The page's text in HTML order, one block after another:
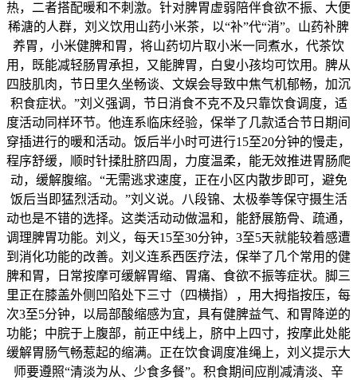
热，二者搭配暖和不刺激。针对脾胃虚弱陪伴食欲不振、大便
稀溏的人群，刘义饮用山药小米茶，以“补”代“消”。山药补脾
养胃，小米健脾和胃，将山药切片取小米一同煮水，代茶饮
用，既能减轻肠胃承担，又能脾胃，白叟小孩均可饮用。脾从
四肢肌肉，节日里久坐畅谈、文娱会导致中焦气机郁畅，加沉
积食症状。”刘义强调，节日消食不克不及只靠饮食调度，适
度活动同样环节。他连系临床经验，保举了几款适合节日期间
穿插进行的暖和活动。饭后半小时可进行15至20分钟的慢走，
程序舒缓，顺时针揉肚脐四周，力度温柔，能无效推进胃肠爬
动，缓解腹缩。“无需逃求速度，正在小区内散步即可，避免
饭后当即猛烈活动。”刘义说。八段锦、太极拳等保守摄生活
动也是不错的选择。这类活动动做温和，能舒展筋骨、疏通，
调理脾胃功能。刘义，每天15至30分钟，3至5天就能较着感遭
到消化功能的改善。刘义连系西医疗法，保举了几个常用的健
脾和胃，日常按摩可缓解胃缩、胃痛、食欲不振等症状。脚三
里正在膝盖外侧凹陷处下三寸（四横指），用大拇指按压，每
次3至5分钟，以局部酸缩感为宜，具有健脾益气、和胃降逆的
功能；中脘于上腹部，前正中线上，脐中上四寸，按摩此处能
缓解胃肠气畅惹起的缩满。正在饮食调度准绳上，刘义提示大
师要遵照“清淡为从、少食多餐”。积食期间应削减清淡、辛